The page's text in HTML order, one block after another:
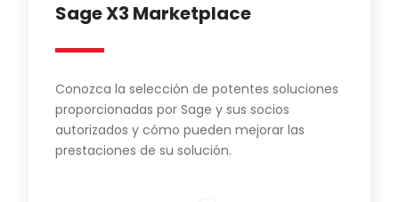
Sage X3 Marketplace
Conozca la selección de potentes soluciones
proporcionadas por Sage y sus socios
autorizados y cómo pueden mejorar las
prestaciones de su solución.